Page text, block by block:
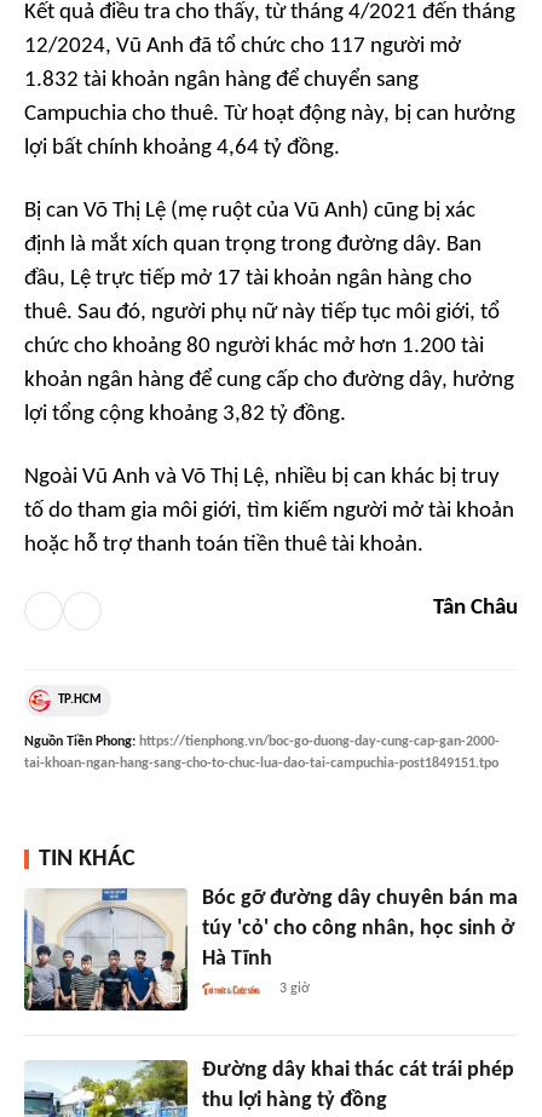
Kết quả điều tra cho thấy, từ tháng 4/2021 đến tháng
12/2024, Vũ Anh đã tổ chức cho 117 người mở
1.832 tài khoản ngân hàng để chuyển sang
Campuchia cho thuê. Từ hoạt động này, bị can hưởng
lợi bất chính khoảng 4,64 tỷ đồng.
Bị can Võ Thị Lệ (mẹ ruột của Vũ Anh) cũng bị xác
định là mắt xích quan trọng trong đường dây. Ban
đầu, Lệ trực tiếp mở 17 tài khoản ngân hàng cho
thuê. Sau đó, người phụ nữ này tiếp tục môi giới, tổ
chức cho khoảng 80 người khác mở hơn 1.200 tài
khoản ngân hàng để cung cấp cho đường dây, hưởng
lợi tổng cộng khoảng 3,82 tỷ đồng.
Ngoài Vũ Anh và Võ Thị Lệ, nhiều bị can khác bị truy
tố do tham gia môi giới, tìm kiếm người mở tài khoản
hoặc hỗ trợ thanh toán tiền thuê tài khoản.
Tân Châu
TP.HCM
Nguồn Tiền Phong: https://tienphong.vn/boc-go-duong-day-cung-cap-gan-2000-
tai-khoan-ngan-hang-sang-cho-to-chuc-lua-dao-tai-campuchia-post1849151.tpo
TIN KHÁC
Bóc gỡ đường dây chuyên bán ma
túy 'cỏ' cho công nhân, học sinh ở
Hà Tĩnh
3 giờ
Đường dây khai thác cát trái phép
thu lợi hàng tỷ đồng